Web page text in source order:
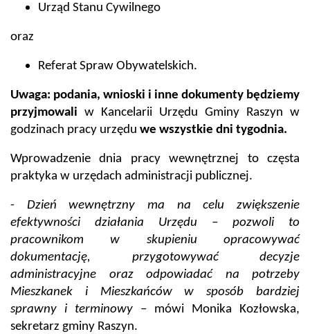
Urząd Stanu Cywilnego
oraz
Referat Spraw Obywatelskich.
Uwaga: podania, wnioski i inne dokumenty będziemy
przyjmowali w Kancelarii Urzędu Gminy Raszyn w
godzinach pracy urzędu we wszystkie dni tygodnia.
Wprowadzenie dnia pracy wewnętrznej to częsta
praktyka w urzędach administracji publicznej.
- Dzień wewnętrzny ma na celu zwiększenie
efektywności działania Urzędu – pozwoli to
pracownikom w skupieniu opracowywać
dokumentację, przygotowywać decyzje
administracyjne oraz odpowiadać na potrzeby
Mieszkanek i Mieszkańców w sposób bardziej
sprawny i terminowy – mówi Monika Kozłowska,
sekretarz gminy Raszyn.